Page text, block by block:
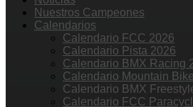
Nuestros Campeones
Calendarios
Calendario FCC 2026
Calendario Pista 2026
Calendario BMX Racing
Calendario Mountain
Calendario BMX
Calendario FCC